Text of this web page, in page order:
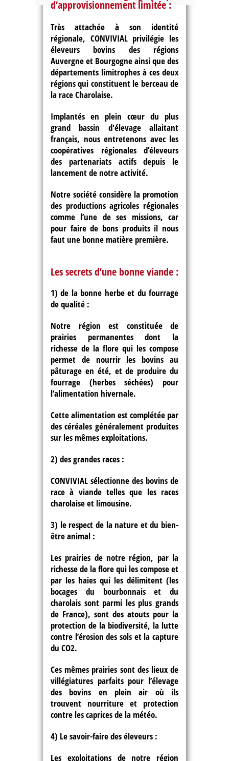
d’approvisionnement limitée :
Très attachée à son identité
régionale, CONVIVIAL privilégie les
éleveurs bovins des régions
Auvergne et Bourgogne ainsi que des
départements limitrophes à ces deux
régions qui constituent le berceau de
la race Charolaise.
Implantés en plein cœur du plus
grand bassin d'élevage allaitant
français, nous entretenons avec les
coopératives régionales d’éleveurs
des partenariats actifs depuis le
lancement de notre activité.
Notre société considère la promotion
des productions agricoles régionales
comme l’une de ses missions, car
pour faire de bons produits il nous
faut une bonne matière première.
Les secrets d’une bonne viande :
1) de la bonne herbe et du fourrage
de qualité :
Notre région est constituée de
prairies permanentes dont la
richesse de la flore qui les compose
permet de nourrir les bovins au
pâturage en été, et de produire du
fourrage (herbes séchées) pour
l’alimentation hivernale.
Cette alimentation est complétée par
des céréales généralement produites
sur les mêmes exploitations.
2) des grandes races :
CONVIVIAL sélectionne des bovins de
race à viande telles que les races
charolaise et limousine.
3) le respect de la nature et du bien-
être animal :
Les prairies de notre région, par la
richesse de la flore qui les compose et
par les haies qui les délimitent (les
bocages du bourbonnais et du
charolais sont parmi les plus grands
de France), sont des atouts pour la
protection de la biodiversité, la lutte
contre l’érosion des sols et la capture
du CO2.
Ces mêmes prairies sont des lieux de
villégiatures parfaits pour l’élevage
des bovins en plein air où ils
trouvent nourriture et protection
contre les caprices de la météo.
4) Le savoir-faire des éleveurs :
Les exploitations de notre région